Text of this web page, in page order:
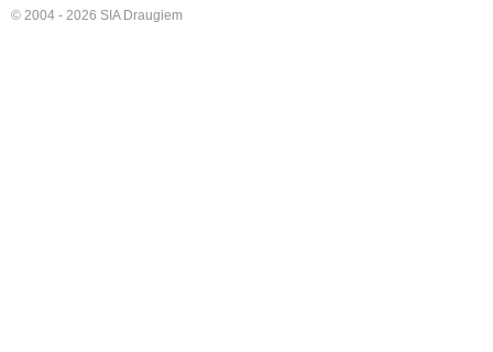
© 2004 - 2026 SIA Draugiem